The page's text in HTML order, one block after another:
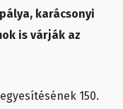
karácsonyi
is várják az
150.